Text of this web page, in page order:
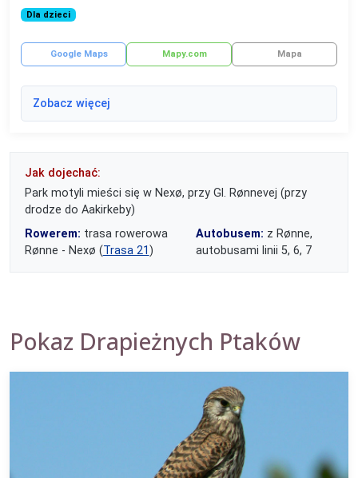
Dla dzieci
Google Maps Mapy.com Mapa
Zobacz więcej
Jak dojechać:
Park motyli mieści się w Nexø, przy Gl. Rønnevej (przy
drodze do Aakirkeby)
Rowerem: trasa rowerowa
Rønne - Nexø (Trasa 21)
Autobusem: z Rønne,
autobusami linii 5, 6, 7
Pokaz Drapieżnych Ptaków